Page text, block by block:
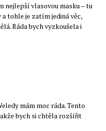
nejlepší vlasovou masku – tu
a tohle je zatím jediná věc,
Ráda bych vyzkoušela i
mám moc ráda. Tento
bych si chtěla rozšířit